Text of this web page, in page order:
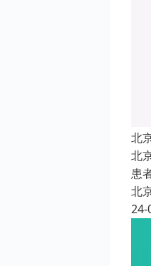
北
北
患
北
24-